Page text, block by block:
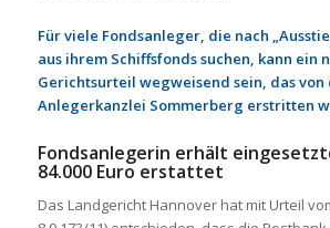
Für viele Fondsanleger, die nach
aus ihrem Schiffsfonds suchen, kann ein
Gerichtsurteil wegweisend sein, das von
Anlegerkanzlei Sommerberg erstritten
Fondsanlegerin erhält
84.000 Euro erstattet
Das Landgericht Hannover hat mit Urteil